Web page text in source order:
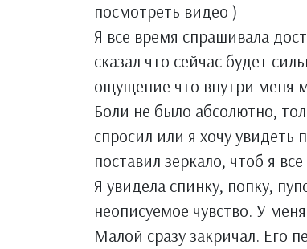
посмотреть видео )
Я все время спрашивала
сказал что сейчас будет
ощущение что внутри меня
Боли не было абсолютно,
спросил или я хочу увидеть
поставил зеркало, чтоб я
Я увидела спинку, попку,
неописуемое чувство. У
Малой сразу закричал. Его